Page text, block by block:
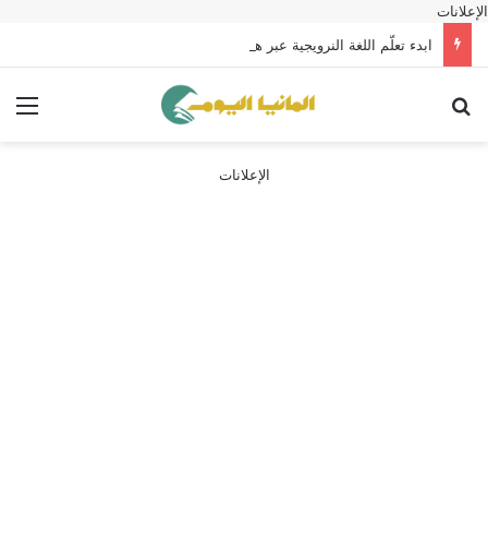
الإعلانات
ابدء تعلّم اللغة النرويجية عبر هذا التطبيق
الإعلانات